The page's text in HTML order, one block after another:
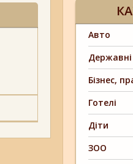
Авто
Бізнес,
Готелі
Діти
ЗОО